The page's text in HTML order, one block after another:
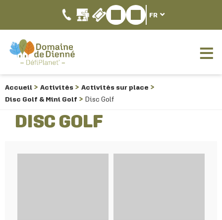
FR
Accueil Activités
Activités sur place
Disc Golf & Mini Golf
Disc Golf
DISC GOLF